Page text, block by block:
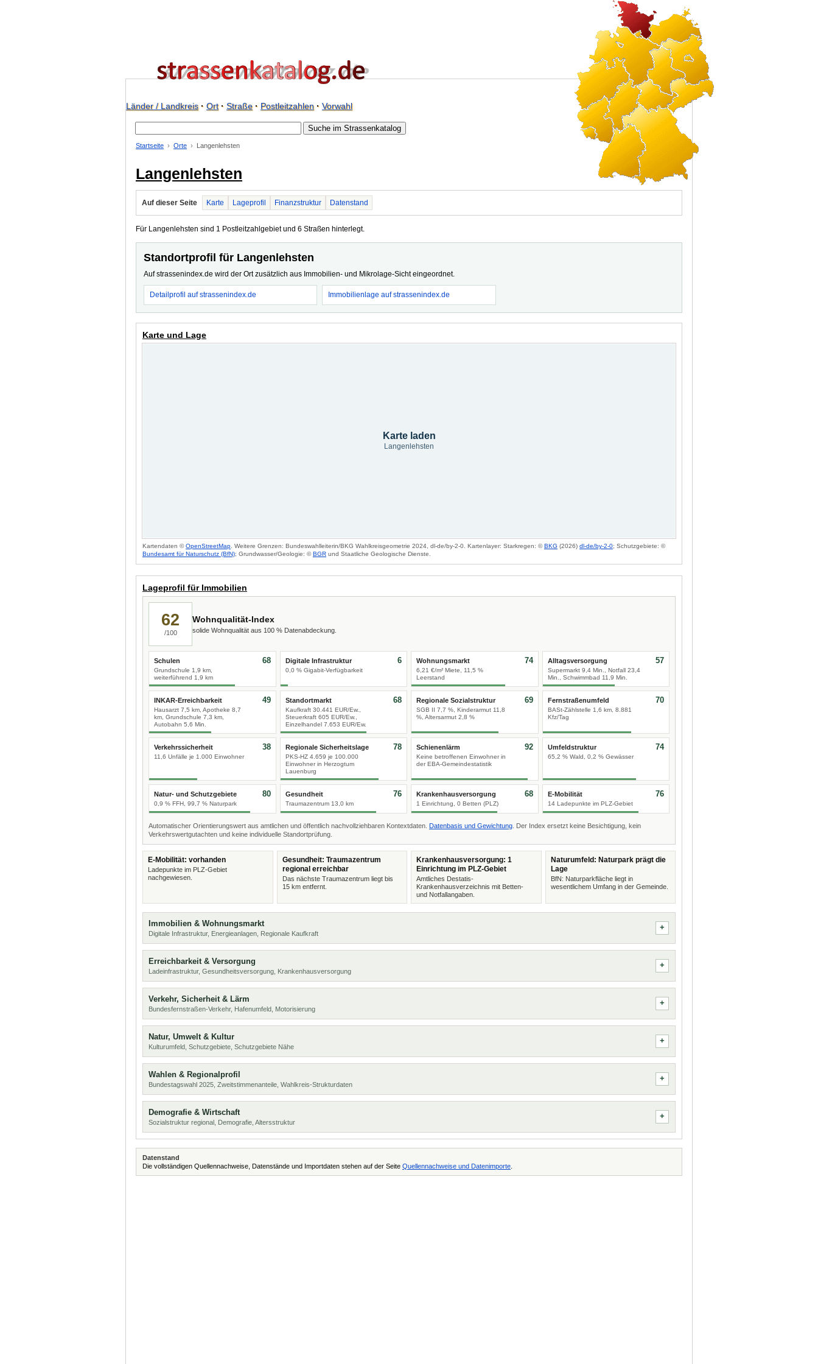
Länder / Landkreis· Ort· Straße· Postleitzahlen· Vorwahl
Startseite Orte Langenlehsten
Langenlehsten
Auf dieser Seite Karte Lageprofil Finanzstruktur Datenstand
Für Langenlehsten sind 1 Postleitzahlgebiet und 6 Straßen hinterlegt.
Standortprofil für Langenlehsten
Auf strassenindex.de wird der Ort zusätzlich aus Immobilien- und Mikrolage-Sicht eingeordnet.
Detailprofil auf strassenindex.de Immobilienlage auf strassenindex.de
Karte und Lage
Karte laden
Langenlehsten
Kartendaten ©OpenStreetMap . Weitere Grenzen: Bundeswahlleiterin/BKG Wahlkreisgeometrie 2024, dl-de/by-2-0. Kartenlayer: Starkregen: ©BKG (2026) dl-de/by-2-0; Schutzgebiete: ©
Bundesamt für Naturschutz (BfN); Grundwasser/Geologie: ©BGR und Staatliche Geologische Dienste.
Lageprofil für Immobilien
62
/100
Wohnqualität-Index
solide Wohnqualität aus 100 % Datenabdeckung.
Schulen
Grundschule 1,9 km,
weiterführend 1,9 km
68 Digitale Infrastruktur
0,0 % Gigabit-Verfügbarkeit
6 Wohnungsmarkt
6,21 €/m² Miete, 11,5 %
Leerstand
74 Alltagsversorgung
Supermarkt 9,4 Min., Notfall 23,4
Min., Schwimmbad 11,9 Min.
57
INKAR-Erreichbarkeit
Hausarzt 7,5 km, Apotheke 8,7
km, Grundschule 7,3 km,
Autobahn 5,6 Min.
49 Standortmarkt
Kaufkraft 30.441 EUR/Ew.,
Steuerkraft 605 EUR/Ew.,
Einzelhandel 7.653 EUR/Ew.
68 Regionale Sozialstruktur
SGB II 7,7 %, Kinderarmut 11,8
%, Altersarmut 2,8 %
69 Fernstraßenumfeld
BASt-Zählstelle 1,6 km, 8.881
Kfz/Tag
70
Verkehrssicherheit
11,6 Unfälle je 1.000 Einwohner
38 Regionale Sicherheitslage
PKS-HZ 4.659 je 100.000
Einwohner in Herzogtum
Lauenburg
78 Schienenlärm
Keine betroffenen Einwohner in
der EBA-Gemeindestatistik
92 Umfeldstruktur
65,2 % Wald, 0,2 % Gewässer
74
Natur- und Schutzgebiete
0,9 % FFH, 99,7 % Naturpark
80 Gesundheit
Traumazentrum 13,0 km
76 Krankenhausversorgung
1 Einrichtung, 0 Betten (PLZ)
68 E-Mobilität
14 Ladepunkte im PLZ-Gebiet
76
Automatischer Orientierungswert aus amtlichen und öffentlich nachvollziehbaren Kontextdaten. Datenbasis und Gewichtung . Der Index ersetzt keine Besichtigung, kein
Verkehrswertgutachten und keine individuelle Standortprüfung.
E-Mobilität: vorhanden
Ladepunkte im PLZ-Gebiet
nachgewiesen.
Gesundheit: Traumazentrum
regional erreichbar
Das nächste Traumazentrum liegt bis
15 km entfernt.
Krankenhausversorgung: 1
Einrichtung im PLZ-Gebiet
Amtliches Destatis-
Krankenhausverzeichnis mit Betten-
und Notfallangaben.
Naturumfeld: Naturpark prägt die
Lage
BfN: Naturparkfläche liegt in
wesentlichem Umfang in der Gemeinde.
Immobilien & Wohnungsmarkt
Digitale Infrastruktur, Energieanlagen, Regionale Kaufkraft
Erreichbarkeit & Versorgung
Ladeinfrastruktur, Gesundheitsversorgung, Krankenhausversorgung
Verkehr, Sicherheit & Lärm
Bundesfernstraßen-Verkehr, Hafenumfeld, Motorisierung
Natur, Umwelt & Kultur
Kulturumfeld, Schutzgebiete, Schutzgebiete Nähe
Wahlen & Regionalprofil
Bundestagswahl 2025, Zweitstimmenanteile, Wahlkreis-Strukturdaten
Demografie & Wirtschaft
Sozialstruktur regional, Demografie, Altersstruktur
Datenstand
Die vollständigen Quellennachweise, Datenstände und Importdaten stehen auf der Seite Quellennachweise und Datenimporte